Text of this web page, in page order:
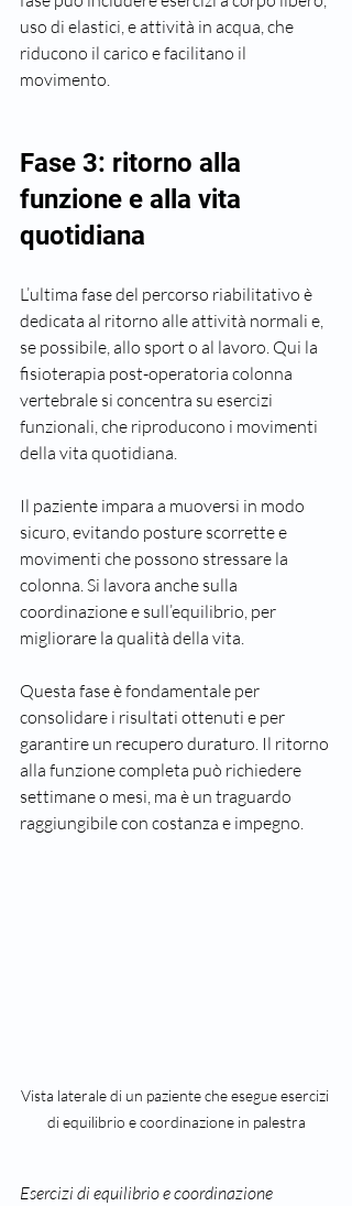
uso di elastici, e attività in acqua, che
riducono il carico e facilitano il
movimento.
Fase 3: ritorno alla
funzione e alla vita
quotidiana
L’ultima fase del percorso riabilitativo è
dedicata al ritorno alle attività normali e,
se possibile, allo sport o al lavoro. Qui la
fisioterapia post-operatoria colonna
vertebrale si concentra su esercizi
funzionali, che riproducono i movimenti
della vita quotidiana.
Il paziente impara a muoversi in modo
sicuro, evitando posture scorrette e
movimenti che possono stressare la
colonna. Si lavora anche sulla
coordinazione e sull’equilibrio, per
migliorare la qualità della vita.
Questa fase è fondamentale per
consolidare i risultati ottenuti e per
garantire un recupero duraturo. Il ritorno
alla funzione completa può richiedere
settimane o mesi, ma è un traguardo
raggiungibile con costanza e impegno.
Vista laterale di un paziente che esegue esercizi
di equilibrio e coordinazione in palestra
Esercizi di equilibrio e coordinazione